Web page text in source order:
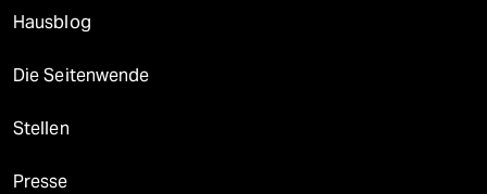
Hausblog
Die Seitenwende
Stellen
Presse